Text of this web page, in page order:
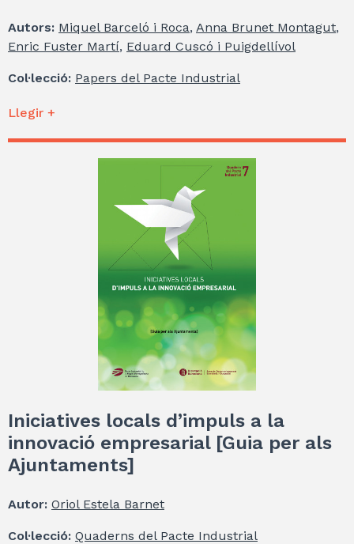
Autors: Miquel Barceló i Roca, Anna Brunet Montagut,
Enric Fuster Martí, Eduard Cuscó i Puigdellívol
Col·lecció: Papers del Pacte Industrial
Llegir +
Iniciatives locals d’impuls a la
innovació empresarial [Guia per als
Ajuntaments]
Autor: Oriol Estela Barnet
Col·lecció: Quaderns del Pacte Industrial